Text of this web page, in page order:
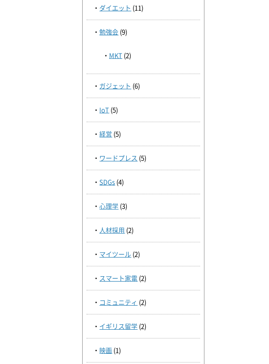
ダイエット (11)
勉強会 (9)
MKT(2)
ガジェット (6)
IoT (5)
経営 (5)
ワードプレス (5)
SDGs (4)
心理学 (3)
人材採用 (2)
マイツール (2)
スマート家電 (2)
コミュニティ (2)
イギリス留学 (2)
映画 (1)